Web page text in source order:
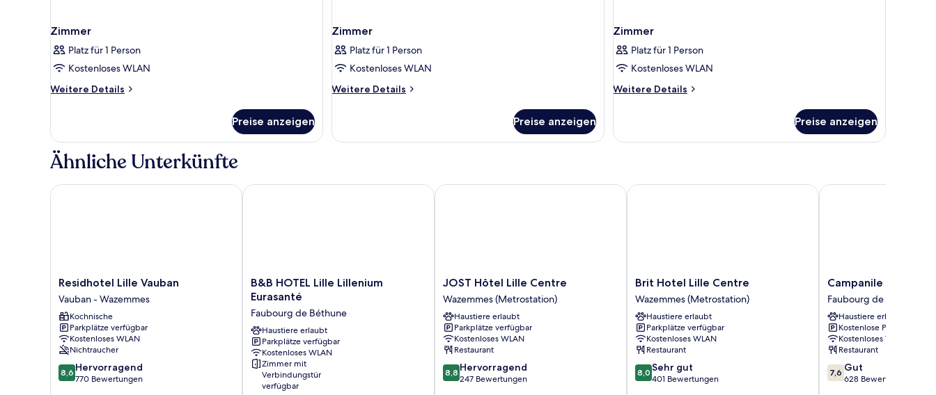
Zimmer
Platz für 1 Person
Kostenloses WLAN
Weitere Details
Weitere
Preise anzeigen
Zimmer
Platz für 1 Person
Kostenloses WLAN
Weitere Details
Weitere
Preise anzeigen
Zimmer
Platz für 1 Person
Kostenloses WLAN
Weitere Details
Weitere
Preise anzeigen
Ähnliche Unterkünfte
Residhotel
Lille
Vauban
Vauban
-
Wazemmes
Residhotel Lille Vauban
Vauban - Wazemmes
Kochnische
Parkplätze verfügbar
Kostenloses WLAN
Nichtraucher
8.6
von
8,6 Hervorragend
770 Bewertungen
Residhotel Lille Vauban
B&B
HOTEL
Lillenium
Eurasanté
Faubourg
de
Béthune
B&B HOTEL Lille Lillenium
Eurasanté
Faubourg de Béthune
Haustiere erlaubt
Parkplätze verfügbar
Kostenloses WLAN
Zimmer mit
Verbindungstür
verfügbar
B&B HOTEL Lille Lillenium Eurasanté
JOST
Hôtel
Lille
Centre
Wazemmes
(Metrostation)
JOST Hôtel Lille Centre
Wazemmes (Metrostation)
Haustiere erlaubt
Parkplätze verfügbar
Kostenloses WLAN
Restaurant
8.8
von
8,8 Hervorragend
247 Bewertungen
JOST Hôtel Lille Centre
Brit
Hotel
Lille
Centre
Wazemmes
(Metrostation)
Brit Hotel Lille Centre
Wazemmes (Metrostation)
Haustiere erlaubt
Parkplätze verfügbar
Kostenloses WLAN
Restaurant
8.0
von
8,0 Sehr gut
401 Bewertungen
Brit Hotel Lille Centre
Campanile
Lille
Sud-
CHR
Faubourg
de
Béthune
Campanile Lille Sud-
Faubourg de Béthune
Haustiere erlaubt
Kostenlose Parkplätze
Kostenloses WLAN
Restaurant
7.6
von
7,6 Gut
628 Bewertungen
Campanile Lille Sud-